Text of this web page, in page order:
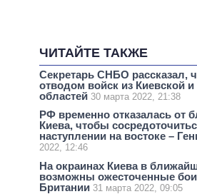
ЧИТАЙТЕ ТАКЖЕ
Секретарь СНБО рассказал,
отводом войск из Киевской
областей 30 марта 2022, 21:38
РФ временно отказалась от
Киева, чтобы
наступлении на востоке –
2022, 12:46
На окраинах Киева в
возможны ожесточенные
Британии 31 марта 2022, 09:05